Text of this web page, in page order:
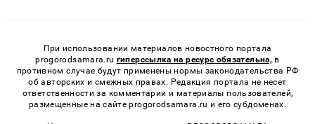
При использовании материалов новостного портала
progorodsamara.ru гиперссылка на ресурс обязательна, в
противном случае будут применены нормы законодательства РФ
об авторских и смежных правах. Редакция портала не несет
ответственности за комментарии и материалы пользователей,
размещенные на сайте progorodsamara.ru и его субдоменах.